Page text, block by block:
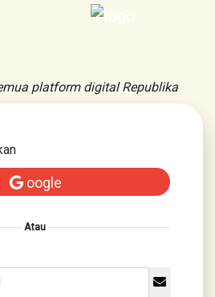
platform digital Republika
oogle
Atau